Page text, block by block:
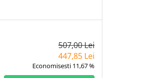
507,00 Lei
447,85 Lei
Economisesti 11,67 %